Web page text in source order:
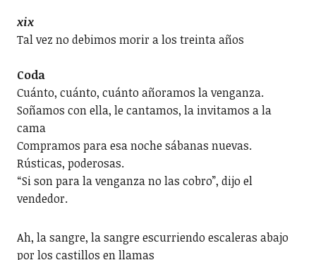
xix
Tal vez no debimos morir a los treinta años
Coda
Cuánto, cuánto, cuánto añoramos la venganza.
Soñamos con ella, le cantamos, la invitamos a la
cama
Compramos para esa noche sábanas nuevas.
Rústicas, poderosas.
“Si son para la venganza no las cobro”, dijo el
vendedor.
Ah, la sangre, la sangre escurriendo escaleras abajo
por los castillos en llamas